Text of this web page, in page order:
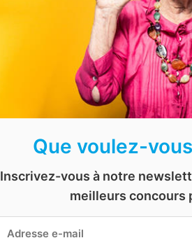
Tentez de
de 655€.
Il comprend
avec
heure.
Le jeu se
Que voulez-
Inscrivez-vous à notre
meilleurs concours